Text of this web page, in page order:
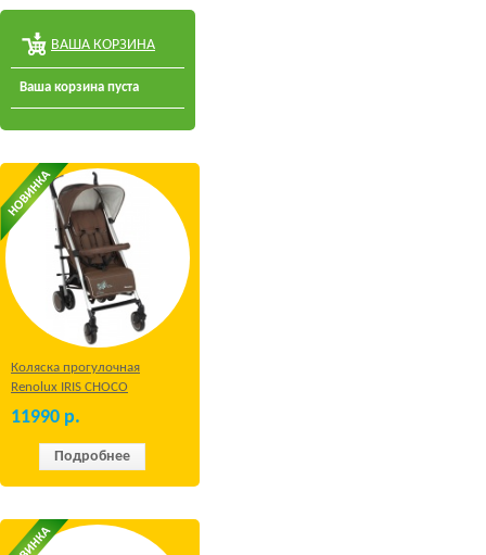
ВАША КОРЗИНА
Ваша корзина пуста
Коляска прогулочная
Renolux IRIS CHOCO
11990 р.
Подробнее